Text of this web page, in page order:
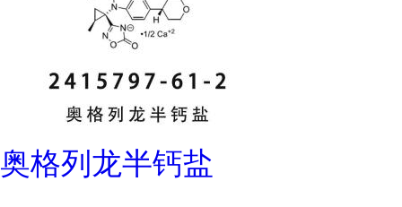
奥格列龙半钙盐